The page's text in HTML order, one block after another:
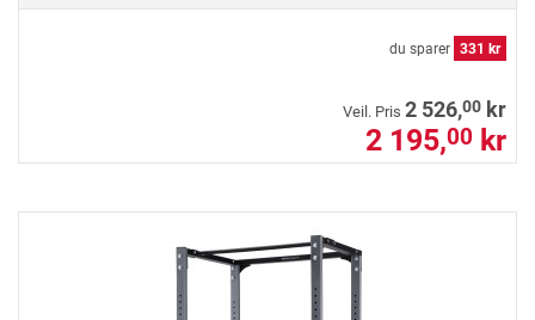
du sparer 331 kr
Veil. Pris 2 526,00 kr
2 195,00 kr